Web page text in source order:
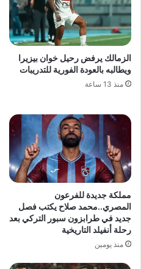
الزمالك يرفض رحيل خوان بيزيرا
ويطالبه بالعودة الفورية للتدريبات
منذ 13 ساعة
مملكة جديدة للفرعون
المصري..محمد صلاح يكتب فصل
جديد في طرابزون سبور التركي بعد
رحلة أنفيلد التاريخية
منذ يومين